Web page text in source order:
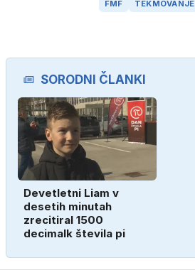
FMF TEKMOVANJE
SORODNI ČLANKI
Devetletni Liam v
desetih minutah
zrecitiral 1500
decimalk števila pi